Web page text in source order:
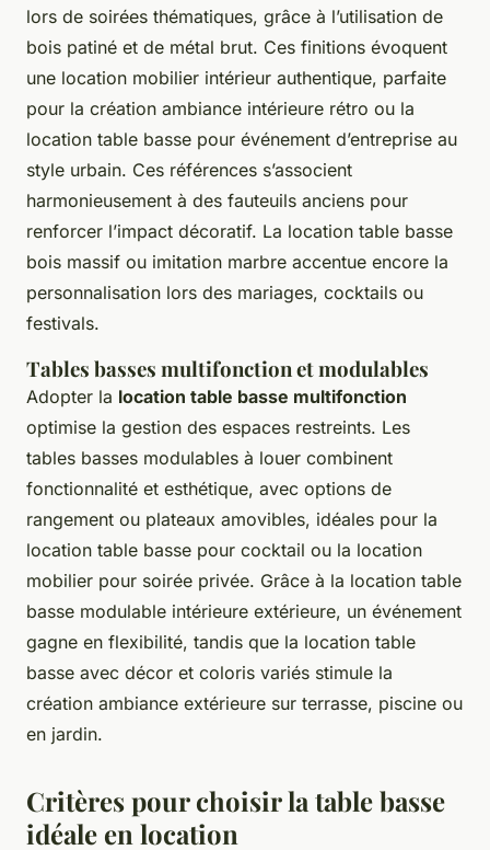
lors de soirées thématiques, grâce à l’utilisation de
bois patiné et de métal brut. Ces finitions évoquent
une location mobilier intérieur authentique, parfaite
pour la création ambiance intérieure rétro ou la
location table basse pour événement d’entreprise au
style urbain. Ces références s’associent
harmonieusement à des fauteuils anciens pour
renforcer l’impact décoratif. La location table basse
bois massif ou imitation marbre accentue encore la
personnalisation lors des mariages, cocktails ou
festivals.
Tables basses multifonction et modulables
Adopter la location table basse multifonction
optimise la gestion des espaces restreints. Les
tables basses modulables à louer combinent
fonctionnalité et esthétique, avec options de
rangement ou plateaux amovibles, idéales pour la
location table basse pour cocktail ou la location
mobilier pour soirée privée. Grâce à la location table
basse modulable intérieure extérieure, un événement
gagne en flexibilité, tandis que la location table
basse avec décor et coloris variés stimule la
création ambiance extérieure sur terrasse, piscine ou
en jardin.
Critères pour choisir la table basse
idéale en location